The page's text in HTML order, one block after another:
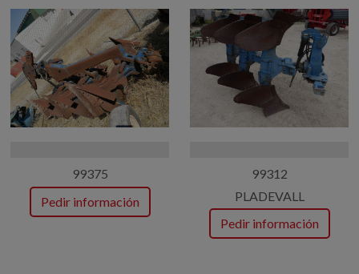
99375
Pedir información
99312
PLADEVALL
Pedir información